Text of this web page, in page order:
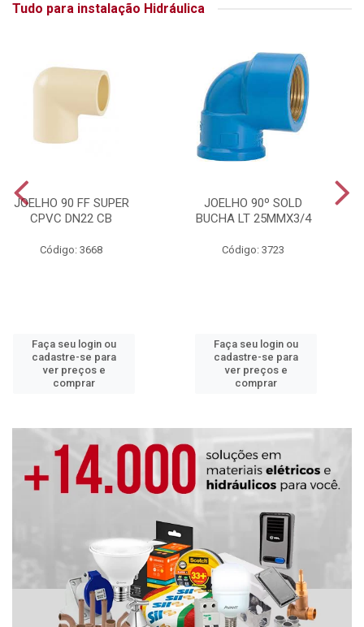
Tudo para instalação Hidráulica
JOELHO 90 FF SUPER
CPVC DN22 CB
Código: 3668
Faça seu login ou
cadastre-se para
ver preços e
comprar
JOELHO 90º SOLD
BUCHA LT 25MMX3/4
Código: 3723
Faça seu login ou
cadastre-se para
ver preços e
comprar